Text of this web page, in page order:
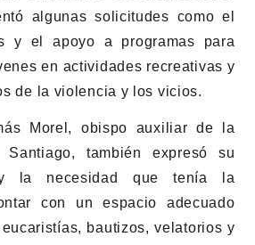
algunas solicitudes como el
y el apoyo a programas para
en actividades recreativas y
de la violencia y los vicios.
Morel, obispo auxiliar de la
Santiago, también expresó su
y la necesidad que tenía la
con un espacio adecuado
bautizos, velatorios y